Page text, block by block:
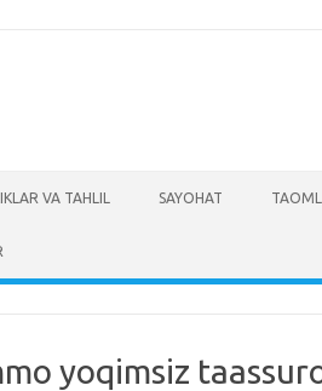
VA TAHLIL SAYOHAT
yoqimsiz